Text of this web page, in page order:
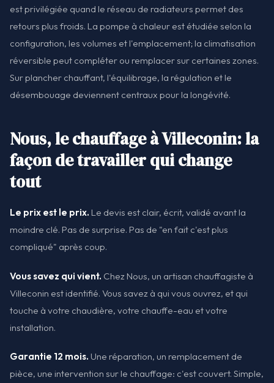
est privilégiée quand le réseau de radiateurs permet des
retours plus froids. La pompe à chaleur est étudiée selon la
configuration, les volumes et l'emplacement; la climatisation
réversible peut compléter ou remplacer sur certaines zones.
Sur plancher chauffant, l'équilibrage, la régulation et le
désembouage deviennent centraux pour la longévité.
Nous, le chauffage à Villeconin: la
façon de travailler qui change
tout
Le prix est le prix. Le devis est clair, écrit, validé avant la
moindre clé. Pas de surprise. Pas de "en fait c'est plus
compliqué" après coup.
Vous savez qui vient. Chez Nous, un artisan chauffagiste à
Villeconin est identifié. Vous savez à qui vous ouvrez, et qui
touche à votre chaudière, votre chauffe-eau et votre
installation.
Garantie 12 mois. Une réparation, un remplacement de
pièce, une intervention sur le chauffage: c'est couvert. Simple,